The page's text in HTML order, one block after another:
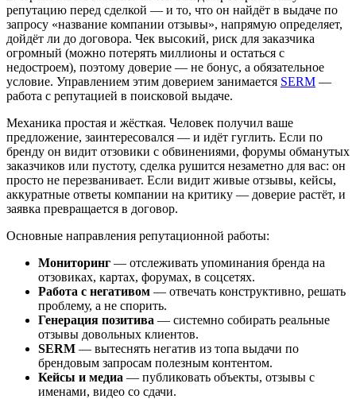
репутацию перед сделкой — и то, что он найдёт в выдаче по
запросу «название компании отзывы», напрямую определяет,
дойдёт ли до договора. Чек высокий, риск для заказчика
огромный (можно потерять миллионы и остаться с
недостроем), поэтому доверие — не бонус, а обязательное
условие. Управлением этим доверием занимается SERM —
работа с репутацией в поисковой выдаче.
Механика простая и жёсткая. Человек получил ваше
предложение, заинтересовался — и идёт гуглить. Если по
бренду он видит отзовики с обвинениями, форумы обманутых
заказчиков или пустоту, сделка рушится незаметно для вас: он
просто не перезванивает. Если видит живые отзывы, кейсы,
аккуратные ответы компании на критику — доверие растёт, и
заявка превращается в договор.
Основные направления репутационной работы:
Мониторинг — отслеживать упоминания бренда на
отзовиках, картах, форумах, в соцсетях.
Работа с негативом — отвечать конструктивно, решать
проблему, а не спорить.
Генерация позитива — системно собирать реальные
отзывы довольных клиентов.
SERM — вытеснять негатив из топа выдачи по
брендовым запросам полезным контентом.
Кейсы и медиа — публиковать объекты, отзывы с
именами, видео со сдачи.